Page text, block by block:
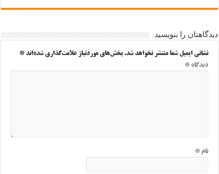
دیدگاهتان را بنویسید
نشانی ایمیل شما منتشر نخواهد شد. بخش‌های موردنیاز علامت‌گذاری شده‌اند*
دیدگاه*
نام*